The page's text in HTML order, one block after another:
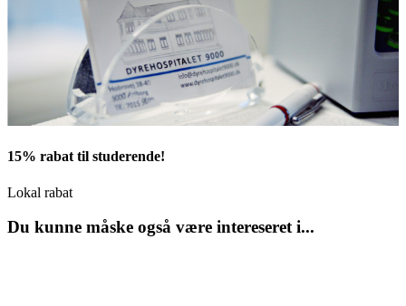
15% rabat til studerende!
Lokal rabat
Du kunne måske også være intereseret i...